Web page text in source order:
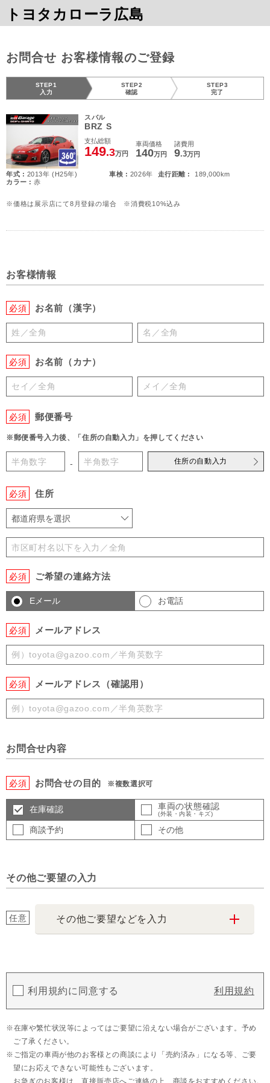
トヨタカローラ広島
お問合せ お客様情報のご登録
STEP1
入力
STEP2
確認
STEP3
完了
スバル
BRZ S
支払総額
149.3万円
車両価格
140万円
諸費用
9.3万円
年式 : 2013年 (H25年) 車検 : 2026年 走行距離 :
189,000km
カラー :赤
※価格は展示店にて8月登録の場合 ※消費税10%込み
お客様情報
必須 お名前（漢字）
必須 お名前（カナ）
必須 郵便番号
※郵便番号入力後、「住所の自動入力」を押してください
- 住所の自動入力
必須 住所
都道府県を選択
必須 ご希望の連絡方法
Eメール お電話
必須 メールアドレス
必須 メールアドレス（確認用）
お問合せ内容
必須 お問合せの目的 ※複数選択可
在庫確認 車両の状態確認
(外装・内装・キズ)
商談予約 その他
その他ご要望の入力
任意 その他ご要望などを入力
利用規約に同意する 利用規約
在庫や繁忙状況等によってはご要望に沿えない場合がございます。予め
ご了承ください。
ご指定の車両が他のお客様との商談により「売約済み」になる等、ご要
望にお応えできない可能性もございます。
お急ぎのお客様は、直接販売店へご連絡の上、商談をおすすめください。